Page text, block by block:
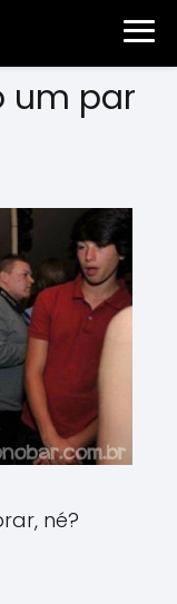
um par
né?